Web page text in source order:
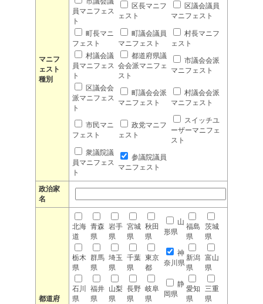
マニフ
ェスト
種別
員マニフェス
ト
区長マニフ
ェスト
区議会議員
マニフェスト
町長マニ
フェスト
町議会議員
マニフェスト
村長マニフ
ェスト
村議会議
員マニフェス
ト
都道府県議
会会派マニフェ
スト
市議会会派
マニフェスト
区議会会
派マニフェス
ト
町議会会派
マニフェスト
村議会会派
マニフェスト
市民マニ
フェスト
政党マニフ
ェスト
スイッチユ
ーザーマニフェ
スト
衆議院議
員マニフェス
ト
参議院議員
マニフェスト
政治家
名
都道府
北海
道
青森
県
岩手
県
宮城
県
秋田
県
山
形県
福島
県
茨城
県
栃木
県
群馬
県
埼玉
県
千葉
県
東京
都
神
奈川県
新潟
県
富山
県
石川
県
福井
県
山梨
県
長野
県
岐阜
県
静
岡県
愛知
県
三重
県